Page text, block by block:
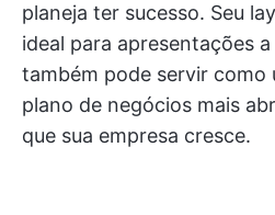
planeja ter sucesso. Seu
ideal para apresentações
também pode servir como
plano de negócios mais
que sua empresa cresce.